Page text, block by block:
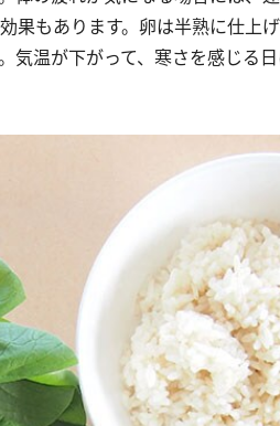
もあります。卵は半熟に仕上
温が下がって、寒さを感じる